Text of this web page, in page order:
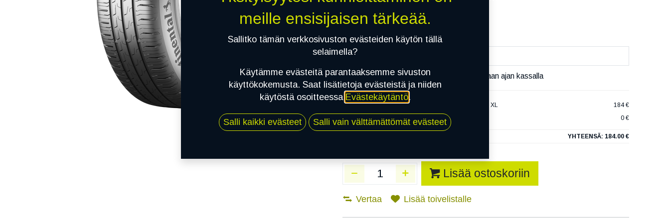
Asennuspalvelu
Mikäli valitset asennuksen, pääset varaamaan ajan kassalla
1X 185/55R16 87H CONTINENTAL ECOCONTACT 6 XL
184 €
EI ASENNUSTA
0 €
YHTEENSÄ: 184.00 €
Lisää ostoskoriin
Vertaa Lisää toivelistalle
meille ensisijaisen tärkeää.
Sallitko tämän verkkosivuston evästeiden käytön tällä
selaimella?
Käytämme evästeitä parantaaksemme sivuston
käyttökokemusta. Saat lisätietoja evästeistä ja niiden
käytöstä osoitteessa Evästekäytäntö.
Salli kaikki evästeet Salli vain välttämättömät evästeet